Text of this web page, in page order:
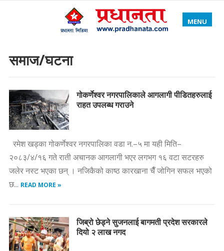
MENU
समाज/घटना
गोकर्णेश्वर नगरपालिकाले आगलागी पीडितहरुलाई
राहत उपलब्ध गराउने
रमेश खड्का गोकर्णेश्वर नगरपालिका वडा न.–५ मा यही मिति–
२०८३/४/१६ गते राती अचानक आगलागी भएर लगभग १६ वटा सटरहरु
जलेर नस्ट भएका छन् । नजिकैको काष्ठ कारखाना चैँ जोगिन सफल भएको
छ... READ MORE »
जिब्रो छेड्ने सुजनलाई बागमती प्रदेश सरकारले
दियो २ लाख नगद